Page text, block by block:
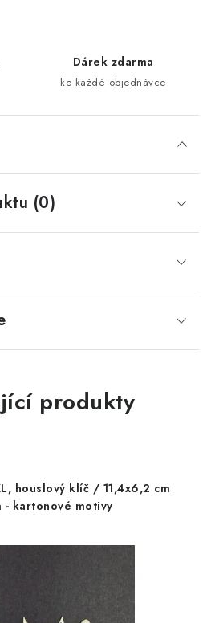
Dárek zdarma
ke každé objednávce
(0)
produkty
houslový klíč / 11,4x6,2 cm
- kartonové motivy